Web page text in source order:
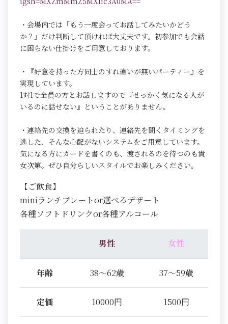
・会場内では「もう一度会ってお話してみたいかどう
か？」だけ判断して頂ければ大丈夫です。初参加でも会話
に困らない仕掛けをご用意しております。
・『好意を持った方同士のすれ違いが無いパーティー』を
実現しています。
1対1で全員の方とお話しますので『せっかく気になる人が
いるのに話せない』ということがありません。
・連絡先の交換を迫られたり、連絡先を聞くタイミングを
逃した、そんな心配がないシステムをご用意しています。
気になる方にカードを書くのも、渡されるのを待つのも貴
女次第。ぜひ自分らしいスタイルでお楽しみください。
【ご飲食】
miniランチプレートor選べるデザート
各種ソフトドリンクor各種アルコール
男性 女性
年齢 38～62歳 37～59歳
定価 10000円 1500円